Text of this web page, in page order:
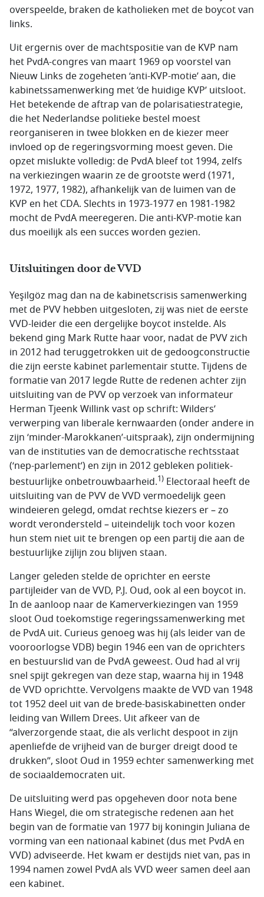
overspeelde, braken de katholieken met de boycot van
links.
Uit ergernis over de machtspositie van de KVP nam
het PvdA-congres van maart 1969 op voorstel van
Nieuw Links de zogeheten ‘anti-KVP-motie’ aan, die
kabinetssamenwerking met ‘de huidige KVP’ uitsloot.
Het betekende de aftrap van de polarisatiestrategie,
die het Nederlandse politieke bestel moest
reorganiseren in twee blokken en de kiezer meer
invloed op de regeringsvorming moest geven. Die
opzet mislukte volledig: de PvdA bleef tot 1994, zelfs
na verkiezingen waarin ze de grootste werd (1971,
1972, 1977, 1982), afhankelijk van de luimen van de
KVP en het CDA. Slechts in 1973-1977 en 1981-1982
mocht de PvdA meeregeren. Die anti-KVP-motie kan
dus moeilijk als een succes worden gezien.
Uitsluitingen door de VVD
Yeşilgöz mag dan na de kabinetscrisis samenwerking
met de PVV hebben uitgesloten, zij was niet de eerste
VVD-leider die een dergelijke boycot instelde. Als
bekend ging Mark Rutte haar voor, nadat de PVV zich
in 2012 had teruggetrokken uit de gedoogconstructie
die zijn eerste kabinet parlementair stutte. Tijdens de
formatie van 2017 legde Rutte de redenen achter zijn
uitsluiting van de PVV op verzoek van informateur
Herman Tjeenk Willink vast op schrift: Wilders’
verwerping van liberale kernwaarden (onder andere in
zijn ‘minder-Marokkanen’-uitspraak), zijn ondermijning
van de instituties van de democratische rechtsstaat
(‘nep-parlement’) en zijn in 2012 gebleken politiek-
bestuurlijke onbetrouwbaarheid.1) Electoraal heeft de
uitsluiting van de PVV de VVD vermoedelijk geen
windeieren gelegd, omdat rechtse kiezers er – zo
wordt verondersteld – uiteindelijk toch voor kozen
hun stem niet uit te brengen op een partij die aan de
bestuurlijke zijlijn zou blijven staan.
Langer geleden stelde de oprichter en eerste
partijleider van de VVD, P.J. Oud, ook al een boycot in.
In de aanloop naar de Kamerverkiezingen van 1959
sloot Oud toekomstige regeringssamenwerking met
de PvdA uit. Curieus genoeg was hij (als leider van de
vooroorlogse VDB) begin 1946 een van de oprichters
en bestuurslid van de PvdA geweest. Oud had al vrij
snel spijt gekregen van deze stap, waarna hij in 1948
de VVD oprichtte. Vervolgens maakte de VVD van 1948
tot 1952 deel uit van de brede-basiskabinetten onder
leiding van Willem Drees. Uit afkeer van de
“alverzorgende staat, die als verlicht despoot in zijn
apenliefde de vrijheid van de burger dreigt dood te
drukken”, sloot Oud in 1959 echter samenwerking met
de sociaaldemocraten uit.
De uitsluiting werd pas opgeheven door nota bene
Hans Wiegel, die om strategische redenen aan het
begin van de formatie van 1977 bij koningin Juliana de
vorming van een nationaal kabinet (dus met PvdA en
VVD) adviseerde. Het kwam er destijds niet van, pas in
1994 namen zowel PvdA als VVD weer samen deel aan
een kabinet.